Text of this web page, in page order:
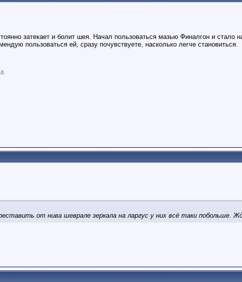
затекает и болит шея. Начал пользоваться мазью Финалгон и стало
пользоваться ей, сразу почувствуете, насколько легче становиться.
от нива шеврале зеркала на ларгус у них всё таки побольше.